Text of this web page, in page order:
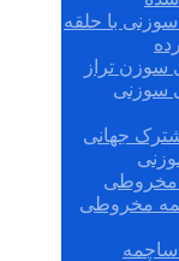
با حلقه
سوزن تراز
سوزنی
جهانی
مخروطی
مخروطی
ساچمه